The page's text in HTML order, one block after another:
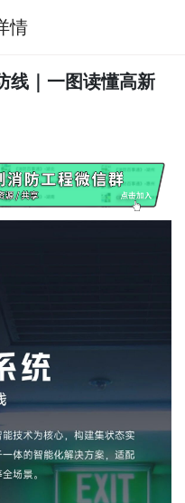
情
线｜一图读懂高新